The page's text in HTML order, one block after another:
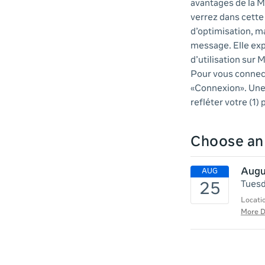
avantages de la
verrez dans
d’optimisation,
message. Elle
d’utilisation sur
Pour vous
«Connexion».
refléter votre (1)
Choose
More